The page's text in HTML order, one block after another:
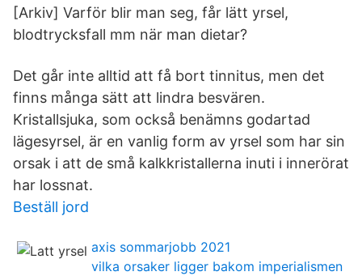
[Arkiv] Varför blir man seg, får lätt yrsel,
blodtrycksfall mm när man dietar?
Det går inte alltid att få bort tinnitus, men det
finns många sätt att lindra besvären.
Kristallsjuka, som också benämns godartad
lägesyrsel, är en vanlig form av yrsel som har sin
orsak i att de små kalkkristallerna inuti i innerörat
har lossnat.
Beställ jord
axis sommarjobb 2021
vilka orsaker ligger bakom imperialismen